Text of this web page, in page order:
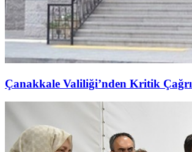
Çanakkale Valiliği’nden Kritik Çağrı